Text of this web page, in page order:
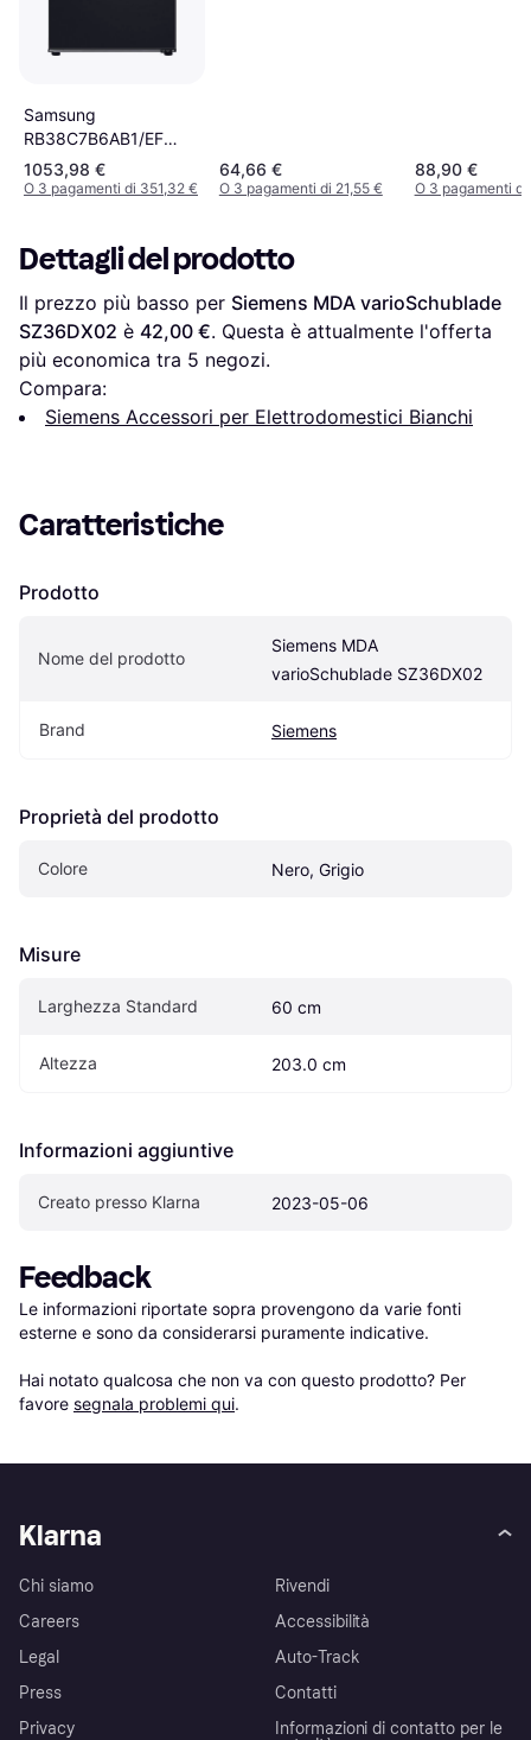
Samsung
RB38C7B6AB1/EF
Frigorifero Combinato
387LT No Frost
1053,98 €
O 3 pagamenti di 351,32 €
64,66 €
O 3 pagamenti di 21,55 €
88,90 €
O 3 pagamenti
Dettagli del prodotto
Il prezzo più basso per Siemens MDA varioSchublade
SZ36DX02 è 42,00 €. Questa è attualmente l'offerta
più economica tra 5 negozi.
Compara:
Siemens Accessori per Elettrodomestici Bianchi
Caratteristiche
Prodotto
Nome del prodotto
Siemens MDA
varioSchublade SZ36DX02
Brand Siemens
Proprietà del prodotto
Colore Nero, Grigio
Misure
Larghezza Standard 60 cm
Altezza 203.0 cm
Informazioni aggiuntive
Creato presso Klarna 2023-05-06
Feedback
Le informazioni riportate sopra provengono da varie fonti
esterne e sono da considerarsi puramente indicative.
Hai notato qualcosa che non va con questo prodotto? Per
favore segnala problemi qui.
Klarna
Chi siamo
Careers
Legal
Press
Privacy
Rivendi
Accessibilità
Auto-Track
Contatti
Informazioni di contatto per le